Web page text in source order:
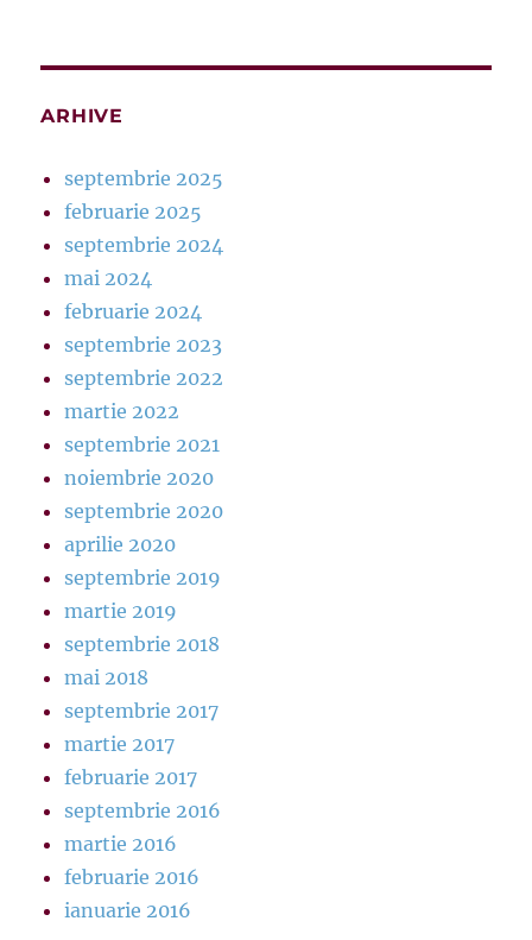
ARHIVE
septembrie 2025
februarie 2025
septembrie 2024
mai 2024
februarie 2024
septembrie 2023
septembrie 2022
martie 2022
septembrie 2021
noiembrie 2020
septembrie 2020
aprilie 2020
septembrie 2019
martie 2019
septembrie 2018
mai 2018
septembrie 2017
martie 2017
februarie 2017
septembrie 2016
martie 2016
februarie 2016
ianuarie 2016